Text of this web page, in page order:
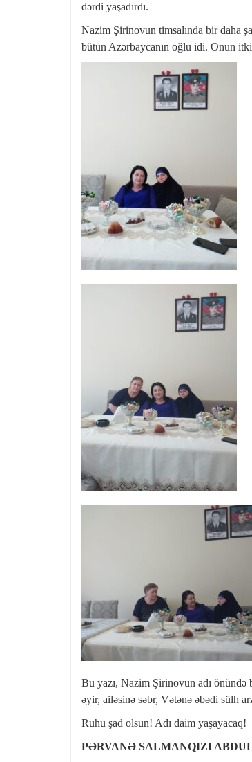
dərdi yaşadırdı.
Nazim Şirinovun timsalında bir daha
bütün Azərbaycanın oğlu idi. Onun
Bu yazı, Nazim Şirinovun adı önündə
əyir, ailəsinə səbr, Vətənə əbədi sülh
Ruhu şad olsun! Adı daim yaşayacaq!
PƏRVANƏ SALMANQIZI